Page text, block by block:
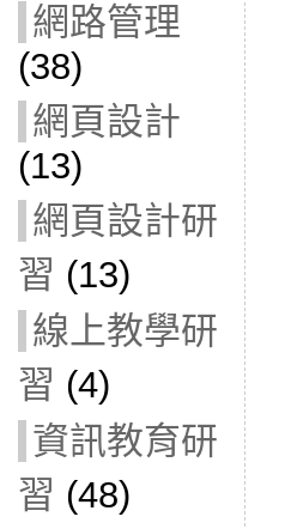
網路管理
(38)
網頁設計
(13)
網頁設計研
習 (13)
線上教學研
習 (4)
資訊教育研
習 (48)